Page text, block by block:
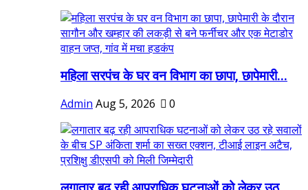
महिला सरपंच के घर वन विभाग का छापा, छापेमारी...
Admin Aug 5, 2026 0